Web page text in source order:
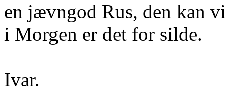
en jævngod Rus, den kan
i Morgen er det for silde.
Ivar.